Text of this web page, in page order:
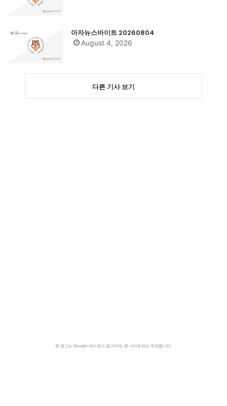
아자뉴스바이트 20260804
August 4, 2026
다른 기사 보기
본 광고는 Google 애드센스 광고이며, 본 사이트와는 무관합니다.